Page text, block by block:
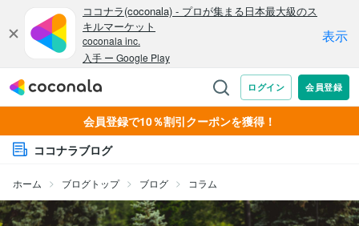
会員登録で10％割引クーポンを獲得！
ココナラブログ
ホーム ブログトップ ブログ コラム